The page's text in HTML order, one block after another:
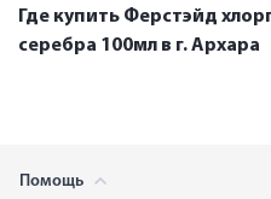
Где купить Ферстэйд
серебра 100мл в г. Архара
Помощь